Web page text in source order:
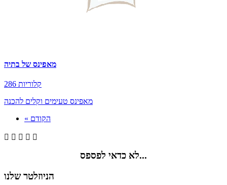
מאפינס של בתיה
286 קלוריות
מאפינס טעימים וקלים להכנה
« הקודם
    
לא כדאי לפספס...
הניוזלטר שלנו